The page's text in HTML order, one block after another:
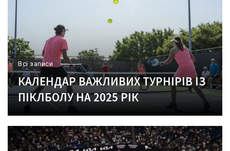
Всі записи
КАЛЕНДАР ВАЖЛИВИХ ТУРНІРІВ ІЗ
ПІКЛБОЛУ НА 2025 РІК